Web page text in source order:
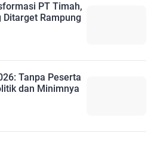
PT Timah,
Rampung
Tanpa Peserta
dan Minimnya